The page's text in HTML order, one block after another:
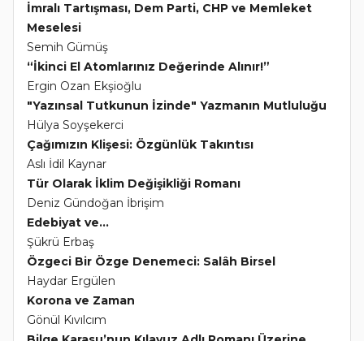
İmralı Tartışması, Dem Parti, CHP ve Memleket
Meselesi
Semih Gümüş
“İkinci El Atomlarınız Değerinde Alınır!”
Ergin Ozan Ekşioğlu
"Yazınsal Tutkunun İzinde" Yazmanın Mutluluğu
Hülya Soyşekerci
Çağımızın Klişesi: Özgünlük Takıntısı
Aslı İdil Kaynar
Tür Olarak İklim Değişikliği Romanı
Deniz Gündoğan İbrişim
Edebiyat ve...
Şükrü Erbaş
Özgeci Bir Özge Denemeci: Salâh Birsel
Haydar Ergülen
Korona ve Zaman
Gönül Kıvılcım